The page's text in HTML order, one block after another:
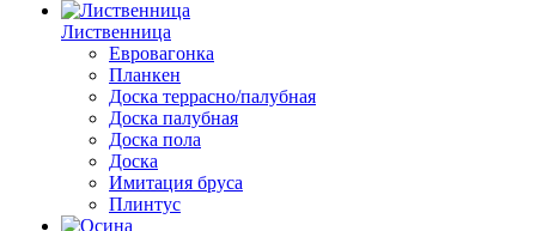
Лиственница
Евровагонка
Планкен
Доска террасно/палубная
Доска палубная
Доска пола
Доска
Имитация бруса
Плинтус